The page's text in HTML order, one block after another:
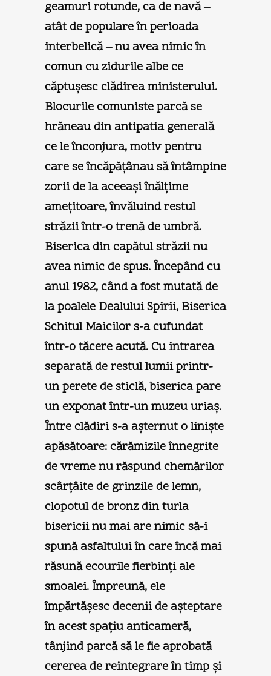
geamuri rotunde, ca de navă –
atât de populare în perioada
interbelică – nu avea nimic în
comun cu zidurile albe ce
căptuşesc clădirea ministerului.
Blocurile comuniste parcă se
hrăneau din antipatia generală
ce le înconjura, motiv pentru
care se încăpăţânau să întâmpine
zorii de la aceeaşi înălţime
ameţitoare, învăluind restul
străzii într-o trenă de umbră.
Biserica din capătul străzii nu
avea nimic de spus. Începând cu
anul 1982, când a fost mutată de
la poalele Dealului Spirii, Biserica
Schitul Maicilor s-a cufundat
într-o tăcere acută. Cu intrarea
separată de restul lumii printr-
un perete de sticlă, biserica pare
un exponat într-un muzeu uriaş.
Între clădiri s-a aşternut o linişte
apăsătoare: cărămizile înnegrite
de vreme nu răspund chemărilor
scârţâite de grinzile de lemn,
clopotul de bronz din turla
bisericii nu mai are nimic să-i
spună asfaltului în care încă mai
răsună ecourile fierbinţi ale
smoalei. Împreună, ele
împărtăşesc decenii de aşteptare
în acest spaţiu anticameră,
tânjind parcă să le fie aprobată
cererea de reintegrare în timp şi